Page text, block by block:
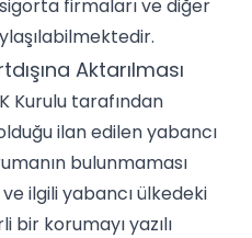
firmaları ve diğer
Aktarılması
Kurulu tarafından
ilan edilen yabancı
bulunmaması
ilgili yabancı ülkedeki
bir korumayı yazılı